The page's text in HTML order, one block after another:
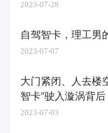
2023-07-28
自驾智卡，理工男
2023-07-07
大门紧闭、人去
智卡”驶入漩涡背后
2023-07-03